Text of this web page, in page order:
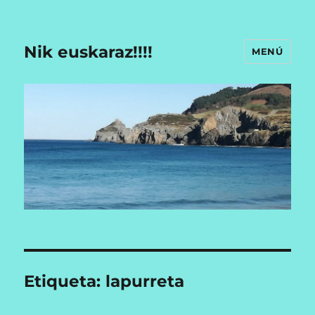
Nik euskaraz!!!! MENÚ
Etiqueta: lapurreta